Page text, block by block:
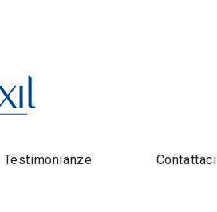
Testimonianze Contattaci